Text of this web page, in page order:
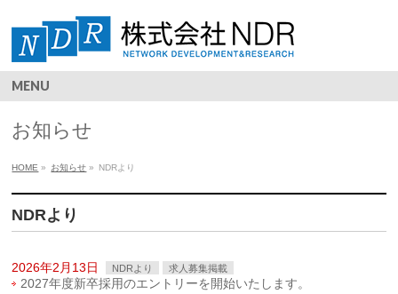
MENU
お知らせ
HOME » お知らせ » NDRより
NDRより
2026年2月13日 NDRより 求人募集掲載
2027年度新卒採用のエントリーを開始いたします。